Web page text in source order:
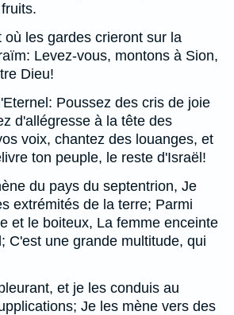
où les gardes crieront sur la
Levez-vous, montons à Sion,
Dieu!
Poussez des cris de joie
d'allégresse à la tête des
voix, chantez des louanges, et
ton peuple, le reste d'Israël!
du pays du septentrion, Je
extrémités de la terre; Parmi
et le boiteux, La femme enceinte
C'est une grande multitude, qui
et je les conduis au
Je les mène vers des